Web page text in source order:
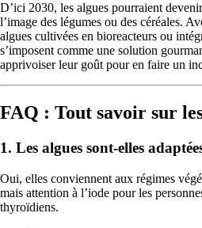
D’ici 2030, les algues pourraient
l’image des légumes ou des céréales.
algues cultivées en bioreacteurs ou
s’imposent comme une solution
apprivoiser leur goût pour en faire un
FAQ : Tout savoir sur
1. Les algues sont-elles
Oui, elles conviennent aux régimes
mais attention à l’iode pour les
thyroïdiens.